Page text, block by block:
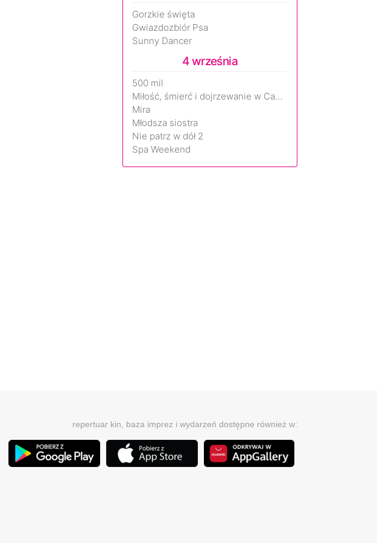
Gorzkie święta
Gwiazdozbiór Psa
Sunny Dancer
4 września
500 mil
Miłość, śmierć i dojrzewanie w Camp Miasma
Mira
Młodsza siostra
Nie patrz w dół 2
Spa Weekend
repertuar kin, baza imprez i wydarzeń dostępne również w: